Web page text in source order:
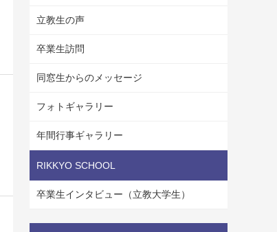
立教生の声
卒業生訪問
同窓生からのメッセージ
フォトギャラリー
年間行事ギャラリー
RIKKYO SCHOOL
卒業生インタビュー（立教大学生）